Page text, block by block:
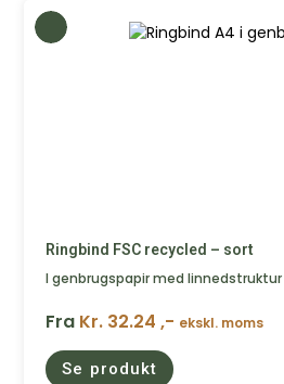
Ringbind FSC recycled – sort
I genbrugspapir med
Fra Kr. 32.24 ,- ekskl. moms
Se produkt